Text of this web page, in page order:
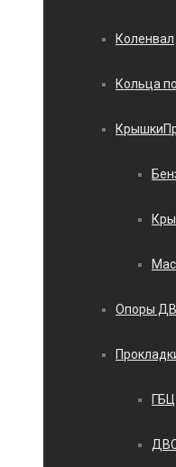
Коленвал
Кольца
Опоры
ГБЦ